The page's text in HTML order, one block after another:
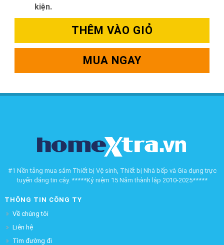
kiện.
THÊM VÀO GIỎ
MUA NGAY
#1 Nền tảng mua sắm Thiết bị Vệ sinh, Thiết bị Nhà bếp và Gia dụng trực
tuyến đáng tin cậy. *****Kỷ niệm 15 Năm thành lập 2010-2025*****
THÔNG TIN CÔNG TY
Về chúng tôi
Liên hệ
Tìm đường đi